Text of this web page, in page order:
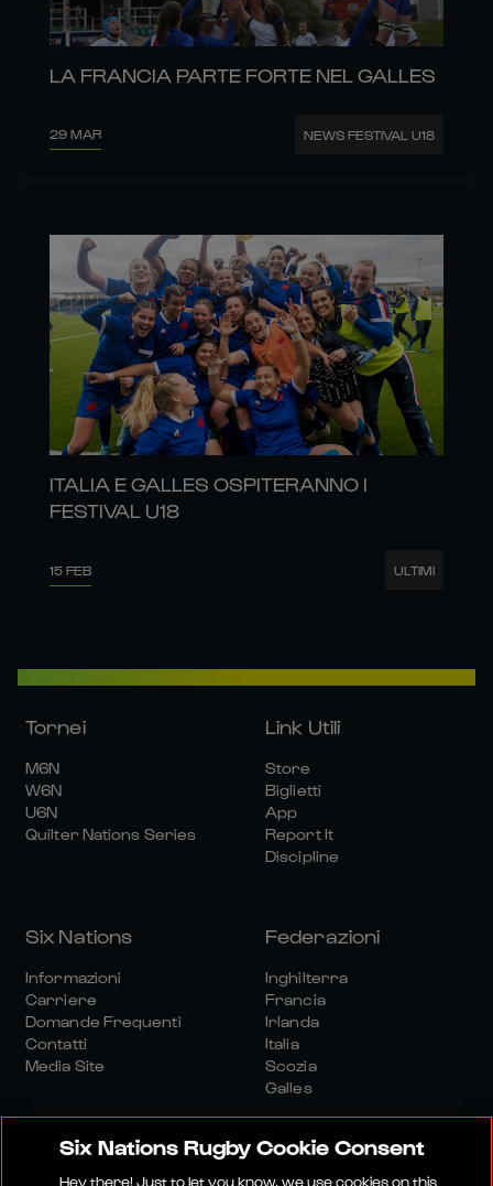
LA FRANCIA PARTE FORTE NEL GALLES
29 MAR NEWS FESTIVAL U18
ITALIA E GALLES OSPITERANNO I
FESTIVAL U18
15 FEB ULTIMI
Tornei
M6N
W6N
U6N
Quilter Nations Series
Link Utili
Store
Biglietti
App
Report It
Discipline
Six Nations
Informazioni
Carriere
Domande Frequenti
Contatti
Media Site
Federazioni
Inghilterra
Francia
Irlanda
Italia
Scozia
Galles
Six Nations Rugby Cookie Consent
Hey there! Just to let you know, we use cookies on this